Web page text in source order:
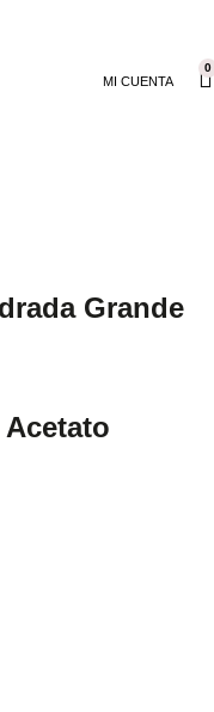
MI CUENTA
0
Grande
Acetato